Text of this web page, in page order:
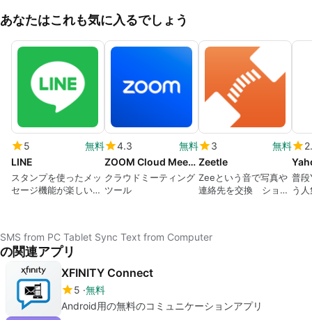
あなたはこれも気に入るでしょう
5
無料
LINE
スタンプを使ったメッ
セージ機能が楽しい
4.3
無料
ZOOM Cloud Meetings
クラウドミーティング
ツール
3
無料
Zeetle
Zeeという音で写真や
連絡先を交換 ショッ
普
う
SMS from PC Tablet Sync Text from Computer
の関連アプリ
XFINITY Connect
5 無料
Android用の無料のコミュニケーションアプリ